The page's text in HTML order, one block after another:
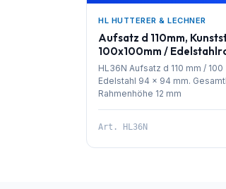
HL HUTTERER & LECHNER
Aufsatz d 110mm,
100x100mm /
HL36N Aufsatz d 110 mm /
Edelstahl 94 x 94 mm.
Rahmenhöhe 12 mm
Art. HL36N